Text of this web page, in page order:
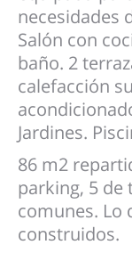
necesidades
Salón con
baño. 2
calefacción
Jardines.
86 m2
parking, 5 de
comunes. Lo
construidos.